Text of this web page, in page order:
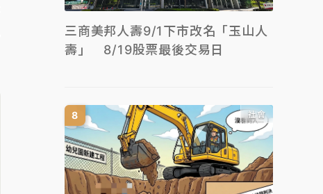
三商美邦人壽9/1下市改名「玉山人
壽」 8/19股票最後交易日
社會